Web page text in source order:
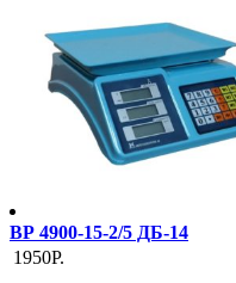
ВР 4900-15-2/5 ДБ-14
1950Р.